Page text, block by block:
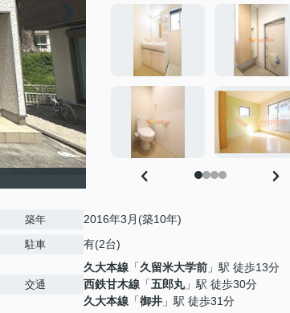
築年 2016年3月(築10年)
駐車 有(2台)
交通
久大本線 「久留米大学前 」駅 徒歩13分
西鉄甘木線 「五郎丸」駅 徒歩30分
久大本線 「御井 」駅 徒歩31分